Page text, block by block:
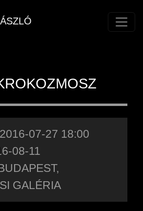
07-27 18:00
08-11
GALÉRIA